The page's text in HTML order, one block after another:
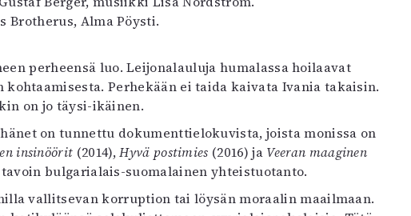
Brotherus, Alma Pöysti.
perheensä luo. Leijonalauluja humalassa hoilaavat
Perhekään ei taida kaivata Ivania takaisin.
on jo täysi-ikäinen.
on tunnettu dokumenttielokuvista, joista monissa on
insinöörit (2014),Hyvä postimies (2016) ja Veeran maaginen
bulgarialais-suomalainen yhteistuotanto.
vallitsevan korruption tai löysän moraalin maailmaan.